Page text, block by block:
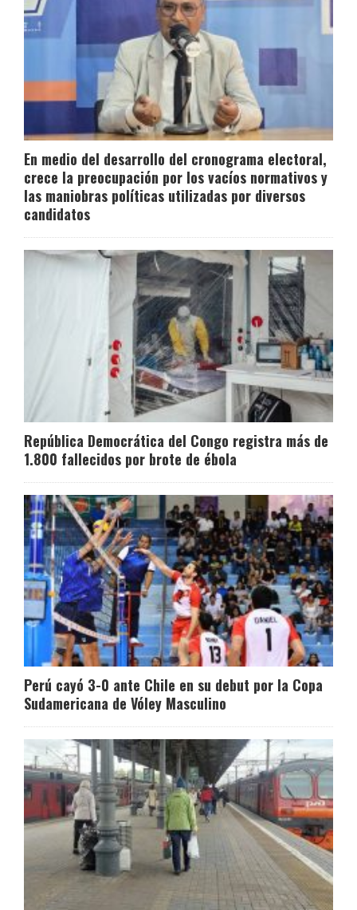
En medio del desarrollo del cronograma electoral,
crece la preocupación por los vacíos normativos y
las maniobras políticas utilizadas por diversos
candidatos
República Democrática del Congo registra más de
1.800 fallecidos por brote de ébola
Perú cayó 3-0 ante Chile en su debut por la Copa
Sudamericana de Vóley Masculino